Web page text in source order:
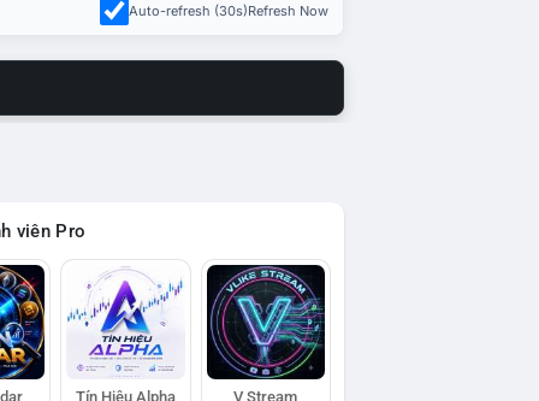
Auto-refresh (30s)Refresh Now
viên Pro
Tín Hiệu Alpha V Stream